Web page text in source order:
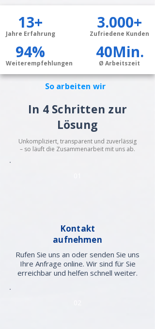
13+
Jahre Erfahrung
94%
Weiterempfehlungen
3.000+
Zufriedene Kunden
40Min.
Ø Arbeitszeit
So arbeiten wir
In 4 Schritten zur
Lösung
Unkompliziert, transparent und zuverlässig
– so läuft die Zusammenarbeit mit uns ab.
Kontakt
aufnehmen
Rufen Sie uns an oder senden Sie uns
Ihre Anfrage online. Wir sind für Sie
erreichbar und helfen schnell weiter.